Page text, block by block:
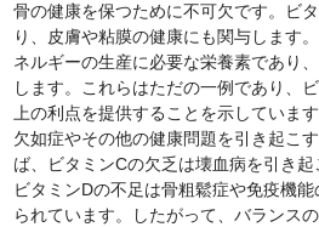
骨の健康を保つために不可欠です。ビ
り、皮膚や粘膜の健康にも関与します
ネルギーの生産に必要な栄養素であり
します。これらはただの一例であり、
上の利点を提供することを示していま
欠如症やその他の健康問題を引き起こ
ば、ビタミンCの欠乏は壊血病を引き起
ビタミンDの不足は骨粗鬆症や免疫機
られています。したがって、バランス